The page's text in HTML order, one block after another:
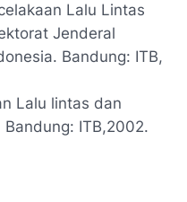
Lalu Lintas
Jenderal
Bandung: ITB,
Lalu lintas dan
ITB,2002.